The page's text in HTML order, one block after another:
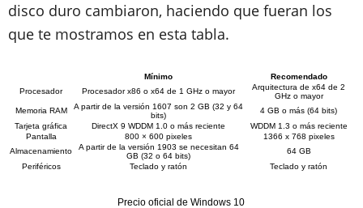
disco duro cambiaron, haciendo que fueran los
que te mostramos en esta tabla.
Mínimo
Recomendado
Procesador
Procesador x86 o x64 de 1 GHz o mayor
Arquitectura de x64 de 2
GHz o mayor
Memoria RAM
A partir de la versión 1607 son 2 GB (32 y 64
bits)
4 GB o más (64 bits)
Tarjeta gráfica
DirectX 9 WDDM 1.0 o más reciente
WDDM 1.3 o más reciente
Pantalla
800 × 600 pixeles
1366 x 768 pixeles
Almacenamiento
A partir de la versión 1903 se necesitan 64
GB (32 o 64 bits)
64 GB
Periféricos
Teclado y ratón Teclado y ratón
Precio oficial de Windows 10